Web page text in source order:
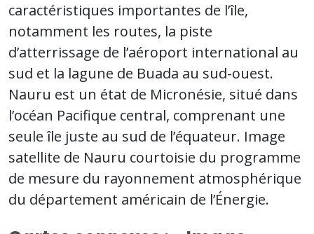
caractéristiques importantes de l’île,
notamment les routes, la piste
d’atterrissage de l’aéroport international au
sud et la lagune de Buada au sud-ouest.
Nauru est un état de Micronésie, situé dans
l’océan Pacifique central, comprenant une
seule île juste au sud de l’équateur. Image
satellite de Nauru courtoisie du programme
de mesure du rayonnement atmosphérique
du département américain de l’Énergie.